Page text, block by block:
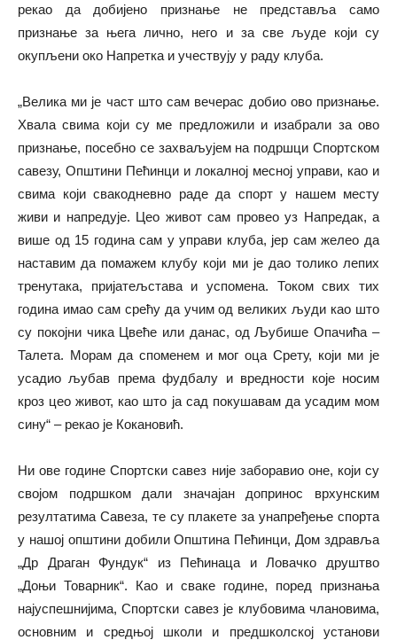
рекао да добијено признање не представља само
признање за њега лично, него и за све људе који су
окупљени око Напретка и учествују у раду клуба.
„Велика ми је част што сам вечерас добио ово признање.
Хвала свима који су ме предложили и изабрали за ово
признање, посебно се захваљујем на подршци Спортском
савезу, Општини Пећинци и локалној месној управи, као и
свима који свакодневно раде да спорт у нашем месту
живи и напредује. Цео живот сам провео уз Напредак, а
више од 15 година сам у управи клуба, јер сам желео да
наставим да помажем клубу који ми је дао толико лепих
тренутака, пријатељстава и успомена. Током свих тих
година имао сам срећу да учим од великих људи као што
су покојни чика Цвеће или данас, од Љубише Опачића –
Талета. Морам да споменем и мог оца Срету, који ми је
усадио љубав према фудбалу и вредности које носим
кроз цео живот, као што ја сад покушавам да усадим мом
сину“ – рекао је Кокановић.
Ни ове године Спортски савез није заборавио оне, који су
својом подршком дали значајан допринос врхунским
резултатима Савеза, те су плакете за унапређење спорта
у нашој општини добили Општина Пећинци, Дом здравља
„Др Драган Фундук“ из Пећинаца и Ловачко друштво
„Доњи Товарник“. Као и сваке године, поред признања
најуспешнијима, Спортски савез је клубовима члановима,
основним и средњој школи и предшколској установи